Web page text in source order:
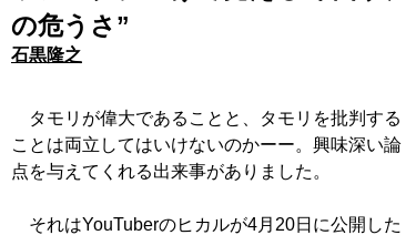
の危うさ”
石黒隆之
タモリが偉大であることと、タモリを批判する
ことは両立してはいけないのかーー。興味深い論
点を与えてくれる出来事がありました。
それはYouTuberのヒカルが4月20日に公開した